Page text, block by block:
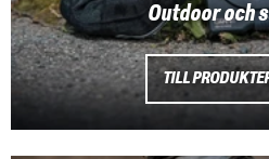
Outdoor och
TILL